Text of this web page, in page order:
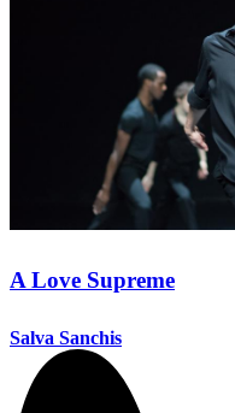
A Love Supreme
Salva Sanchis